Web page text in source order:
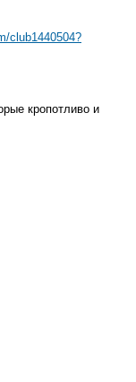
club1440504?
кропотливо и